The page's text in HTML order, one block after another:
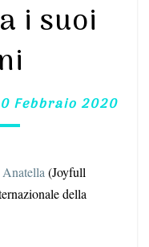
i suoi
Febbraio 2020
(Joyfull
della